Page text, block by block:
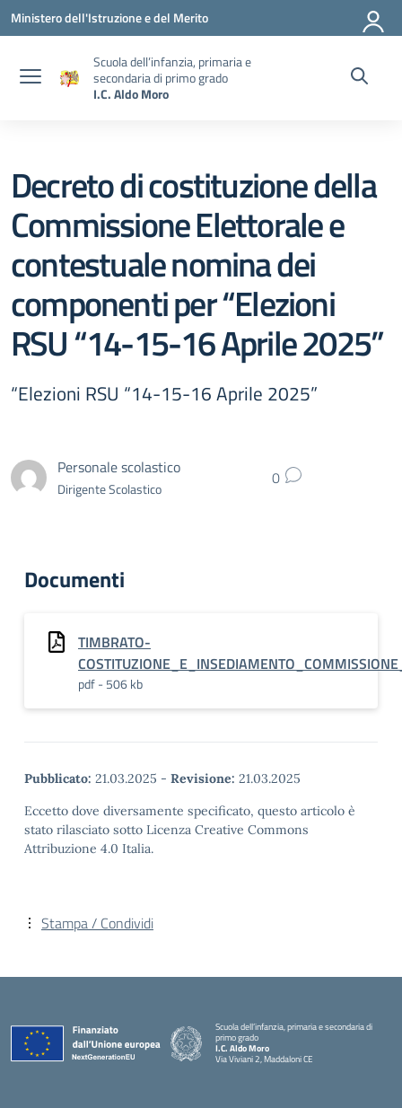
Vai ai contenuti
Vai al menu di navigazione
Vai al footer
Ministero dell'Istruzione e del Merito
Scuola dell’infanzia, primaria e
secondaria di primo grado
I.C. Aldo Moro
Decreto di costituzione della
Commissione Elettorale e
contestuale nomina dei
componenti per “Elezioni
RSU “14-15-16 Aprile 2025”
“Elezioni RSU “14-15-16 Aprile 2025”
Personale scolastico
Dirigente Scolastico 0
Documenti
TIMBRATO-
pdf - 506 kb
Pubblicato: 21.03.2025 - Revisione: 21.03.2025
Eccetto dove diversamente specificato, questo articolo è
stato rilasciato sotto Licenza Creative Commons
Attribuzione 4.0 Italia.
Stampa / Condividi
Scuola dell’infanzia, primaria e secondaria di
primo grado
I.C. Aldo Moro
Via Viviani 2, Maddaloni CE